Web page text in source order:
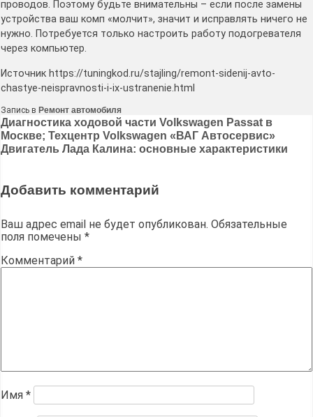
проводов. Поэтому будьте внимательны – если после замены
устройства ваш комп «молчит», значит и исправлять ничего не
нужно. Потребуется только настроить работу подогревателя
через компьютер.
Источник https://tuningkod.ru/stajling/remont-sidenij-avto-
chastye-neispravnosti-i-ix-ustranenie.html
Запись в Ремонт автомобиля
Навигация
по
Диагностика ходовой части Volkswagen Passat в
Москве; Техцентр Volkswagen «ВАГ Автосервис»
Двигатель Лада Калина: основные характеристики
Добавить комментарий
Ваш адрес email не будет опубликован. Обязательные
поля помечены *
Комментарий *
Имя *